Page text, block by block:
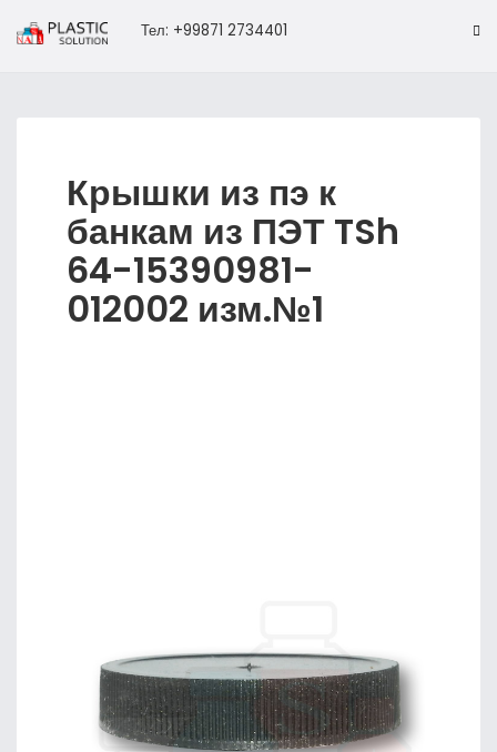
Тел: +99871 2734401
Крышки из пэ к
банкам из ПЭТ TSh
64-15390981-
012002 изм.№1